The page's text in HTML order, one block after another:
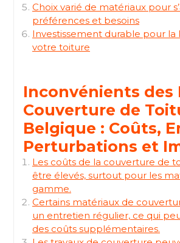
Choix varié de matériaux pour
préférences et besoins
Investissement durable pour la
votre toiture
Inconvénients des
Couverture de
Belgique : Coûts,
Perturbations et
Les coûts de la couverture de
être élevés, surtout pour les
gamme.
Certains matériaux de
un entretien régulier, ce qui
des coûts supplémentaires.